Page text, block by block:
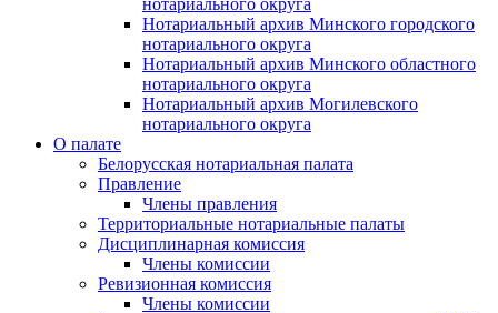
нотариального округа
Нотариальный архив Минского городского
нотариального округа
Нотариальный архив Минского областного
нотариального округа
Нотариальный архив Могилевского
нотариального округа
О палате
Белорусская нотариальная палата
Правление
Члены правления
Территориальные нотариальные палаты
Дисциплинарная комиссия
Члены комиссии
Ревизионная комиссия
Члены комиссии